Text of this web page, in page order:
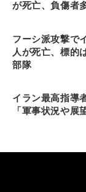
が死亡、負傷者
フーシ派攻撃で
人が死亡、標的
部隊
イラン最高指導
「軍事状況や展